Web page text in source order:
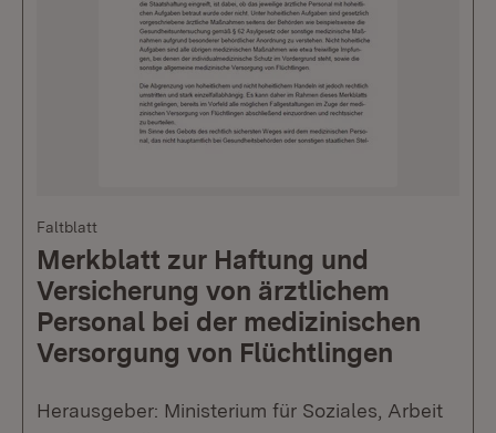
Faltblatt
Merkblatt zur Haftung und
Versicherung von ärztlichem
Personal bei der medizinischen
Versorgung von Flüchtlingen
Herausgeber: Ministerium für Soziales, Arbeit